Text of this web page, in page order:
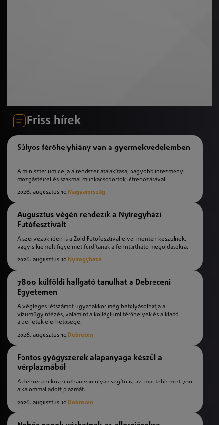
Friss hírek
Súlyos férőhelyhiány van a gyermekvédelemben
A minisztérium célja a rendszer átalakítása, nagyobb intézményi
mozgástérrel és szakmai munkacsoportok létrehozásával.
2026. augusztus 10.Magyarország
Augusztus végén rendezik a Nyíregyházi
Futófesztivált
A szervezők idén is a Zöld Futófesztivál elvei mentén készülnek,
vagyis kiemelt figyelmet fordítanak a fenntartható megoldásokra.
2026. augusztus 10. Nyíregyháza
7800 külföldi hallgató tanulhat a Debreceni
Egyetemen
A végleges létszámot ugyanakkor még befolyásolhatja a
vízumügyintézés, valamint a kollégiumi férőhelyek és a kiadó
albérletek elérhetősége.
2026. augusztus 10.Debrecen
Fontos gyógyszerek alapanyaga készül a
vérplazmából
A debreceni központban van olyan segítő is, aki már több mint 700
alkalommal adott plazmát.
2026. augusztus 10.Debrecen